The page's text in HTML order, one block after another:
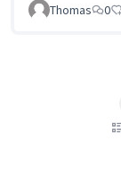
Thomas
0